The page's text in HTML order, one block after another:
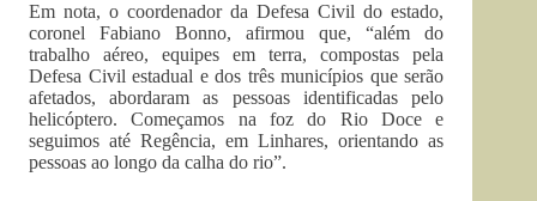
Em nota, o coordenador da Defesa Civil do estado,
coronel Fabiano Bonno, afirmou que, “além do
trabalho aéreo, equipes em terra, compostas pela
Defesa Civil estadual e dos três municípios que serão
afetados, abordaram as pessoas identificadas pelo
helicóptero. Começamos na foz do Rio Doce e
seguimos até Regência, em Linhares, orientando as
pessoas ao longo da calha do rio”.